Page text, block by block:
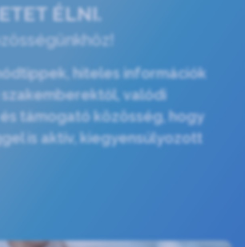
ÉLNI.
hiteles információk
valódi
támogató közösség, hogy
is aktív, kiegyensúlyozott